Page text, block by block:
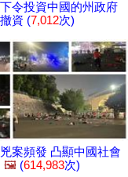
令投資中國的州政府
資 (7,012次)
案頻發 凸顯中國社會
🖼️ (614,983次)